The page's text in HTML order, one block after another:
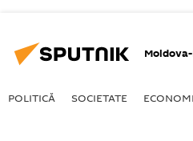
POLITICĂ SOCIETATE